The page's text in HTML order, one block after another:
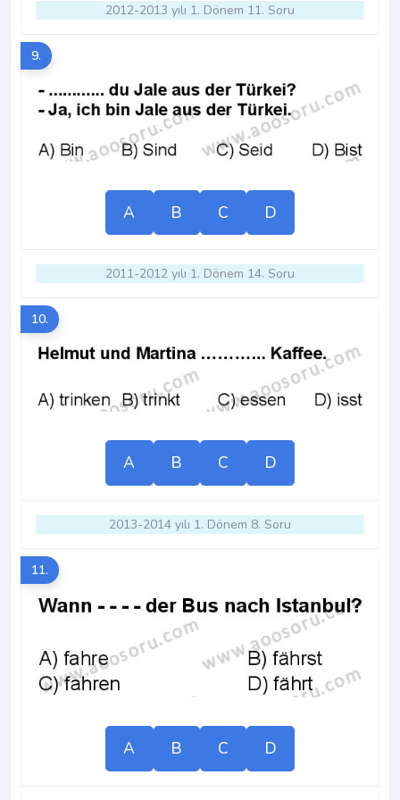
2012-2013 yılı 1. Dönem 11. Soru
9.
A B C D
2011-2012 yılı 1. Dönem 14. Soru
10.
A B C D
2013-2014 yılı 1. Dönem 8. Soru
11.
A B C D